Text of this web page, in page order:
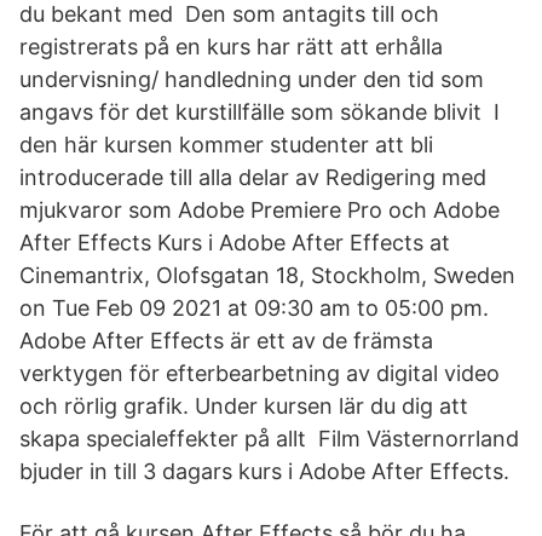
du bekant med Den som antagits till och
registrerats på en kurs har rätt att erhålla
undervisning/ handledning under den tid som
angavs för det kurstillfälle som sökande blivit I
den här kursen kommer studenter att bli
introducerade till alla delar av Redigering med
mjukvaror som Adobe Premiere Pro och Adobe
After Effects Kurs i Adobe After Effects at
Cinemantrix, Olofsgatan 18, Stockholm, Sweden
on Tue Feb 09 2021 at 09:30 am to 05:00 pm.
Adobe After Effects är ett av de främsta
verktygen för efterbearbetning av digital video
och rörlig grafik. Under kursen lär du dig att
skapa specialeffekter på allt Film Västernorrland
bjuder in till 3 dagars kurs i Adobe After Effects.